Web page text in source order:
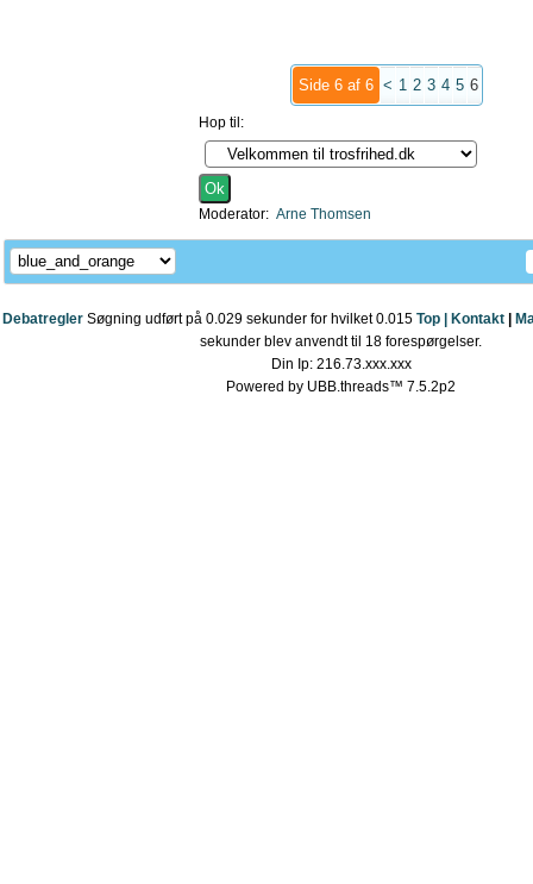
Side 6 af 6 < 1 2 3 4 5 6
Hop til:
Moderator: Arne Thomsen
Debatregler Top | Kontakt
Søgning udført på 0.029 sekunder for hvilket 0.015
sekunder blev anvendt til 18 forespørgelser.
Din Ip: 216.73.xxx.xxx
Powered by UBB.threads™ 7.5.2p2